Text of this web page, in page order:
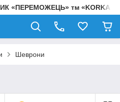
«ПЕРЕМОЖЕЦЬ» тм «KORKA»
Шеврони